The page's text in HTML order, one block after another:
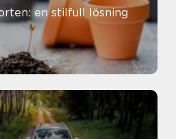
en stilfull lösning